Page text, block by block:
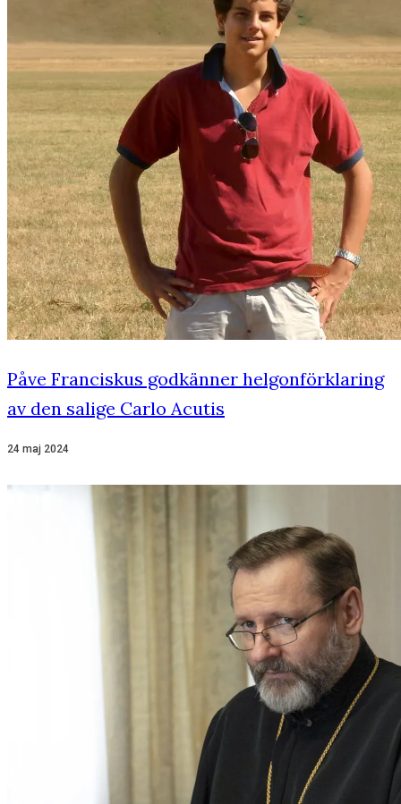
Påve Franciskus godkänner helgonförklaring
av den salige Carlo Acutis
24 maj 2024